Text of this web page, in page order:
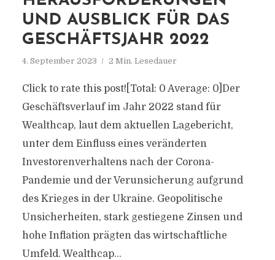
UND AUSBLICK FÜR DAS
GESCHÄFTSJAHR 2022
4. September 2023 2 Min. Lesedauer
Click to rate this post![Total: 0 Average: 0]Der
Geschäftsverlauf im Jahr 2022 stand für
Wealthcap, laut dem aktuellen Lagebericht,
unter dem Einfluss eines veränderten
Investorenverhaltens nach der Corona-
Pandemie und der Verunsicherung aufgrund
des Krieges in der Ukraine. Geopolitische
Unsicherheiten, stark gestiegene Zinsen und
hohe Inflation prägten das wirtschaftliche
Umfeld. Wealthcap...